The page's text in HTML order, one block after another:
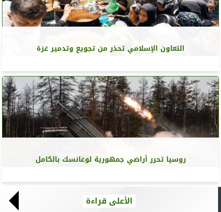
التعاون الإسلامي تحذر من تجويع وتدمير غزة
روسيا تحرر أراضي جمهورية لوغانسك بالكامل
الأعلى قراءة